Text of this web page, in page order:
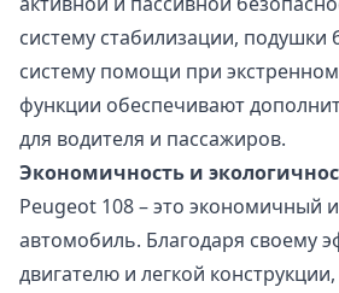
систему стабилизации, подушки
систему помощи при
функции обеспечивают
для водителя и пассажиров.
Экономичность и
Peugeot 108 – это экономичный
автомобиль. Благодаря своему
двигателю и легкой